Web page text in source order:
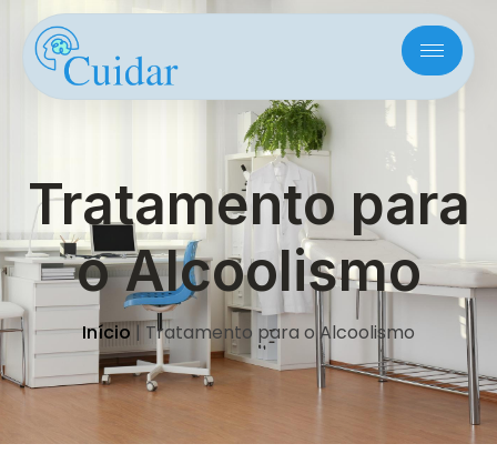
Tratamento para
o Alcoolismo
Início | Tratamento para o Alcoolismo